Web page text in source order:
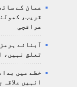
عمان کے
قریب،
عراقچی
آبنائے
تعلق نہیں،
خطے میں
انہیں